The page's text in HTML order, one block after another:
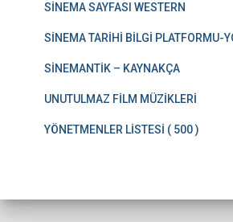
SİNEMA SAYFASI WESTERN
SİNEMA TARİHİ BİLGİ PLATFORMU-
SİNEMANTİK – KAYNAKÇA
UNUTULMAZ FİLM MÜZİKLERİ
YÖNETMENLER LİSTESİ ( 500 )